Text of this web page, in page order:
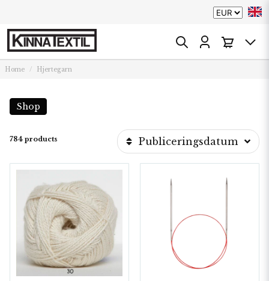
Home Hjertegarn
Shop
784 products Publiceringsdatum